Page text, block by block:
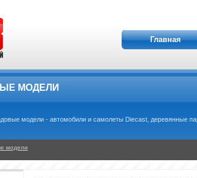
Главная
МОДЕЛИ
модели - автомобили и самолеты Diecast, деревянные
модели